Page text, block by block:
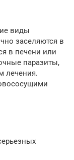
виды
заселяются в
в печени или
паразиты,
лечения.